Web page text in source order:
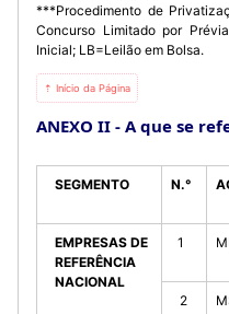
***Procedimento de
Concurso Limitado por
Inicial; LB=Leilão em Bolsa.
⇡ Início da Página
ANEXO II - A que se
SEGMENTO N.°
EMPRESAS DE
REFERÊNCIA
NACIONAL
1
2